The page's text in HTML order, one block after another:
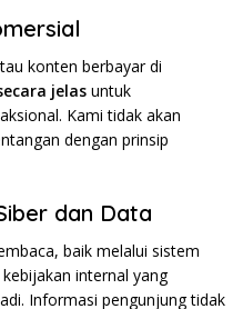
konten berbayar di
jelas untuk
Kami tidak akan
dengan prinsip
dan Data
baik melalui sistem
internal yang
Informasi pengunjung tidak